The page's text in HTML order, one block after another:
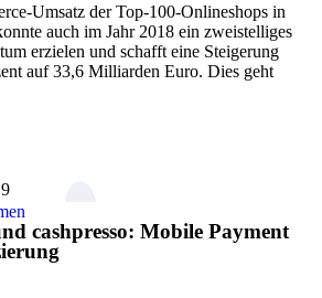
Umsatz der Top-100-Onlineshops in
auch im Jahr 2018 ein zweistelliges
erzielen und schafft eine Steigerung
auf 33,6 Milliarden Euro. Dies geht
cashpresso: Mobile Payment